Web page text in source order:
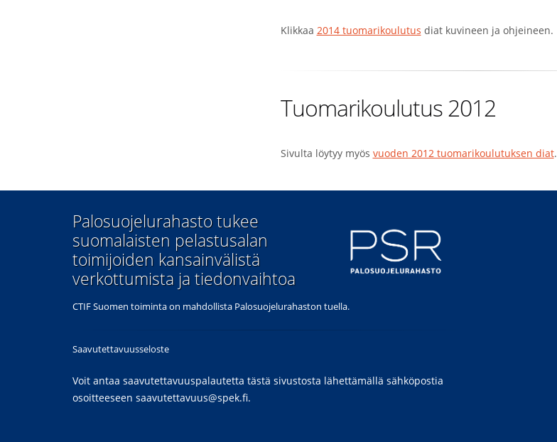
Klikkaa 2014 tuomarikoulutus diat kuvineen ja ohjeineen.
Tuomarikoulutus 2012
Sivulta löytyy myös vuoden 2012 tuomarikoulutuksen diat.
​Palosuojelurahasto tukee
suomalaisten pelastusalan
toimijoiden kansainvälistä
verkottumista ja tiedonvaihtoa
CTIF Suomen toiminta on mahdollista Palosuojelurahaston tuella.
Saavutettavuusseloste
Voit antaa saavutettavuuspalautetta tästä sivustosta lähettämällä sähköpostia
osoitteeseen saavutettavuus@spek.fi.